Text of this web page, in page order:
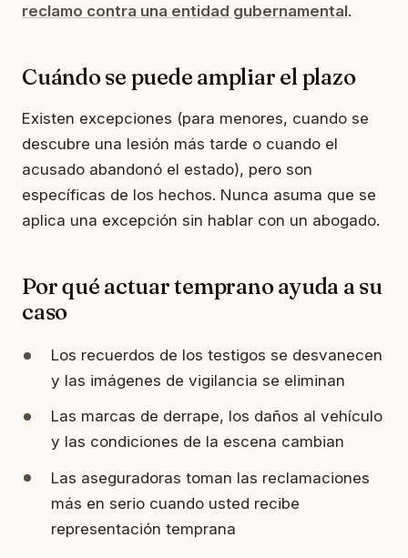
reclamo contra una entidad gubernamental.
Cuándo se puede ampliar el plazo
Existen excepciones (para menores, cuando se
descubre una lesión más tarde o cuando el
acusado abandonó el estado), pero son
específicas de los hechos. Nunca asuma que se
aplica una excepción sin hablar con un abogado.
Por qué actuar temprano ayuda a su
caso
Los recuerdos de los testigos se desvanecen
y las imágenes de vigilancia se eliminan
Las marcas de derrape, los daños al vehículo
y las condiciones de la escena cambian
Las aseguradoras toman las reclamaciones
más en serio cuando usted recibe
representación temprana